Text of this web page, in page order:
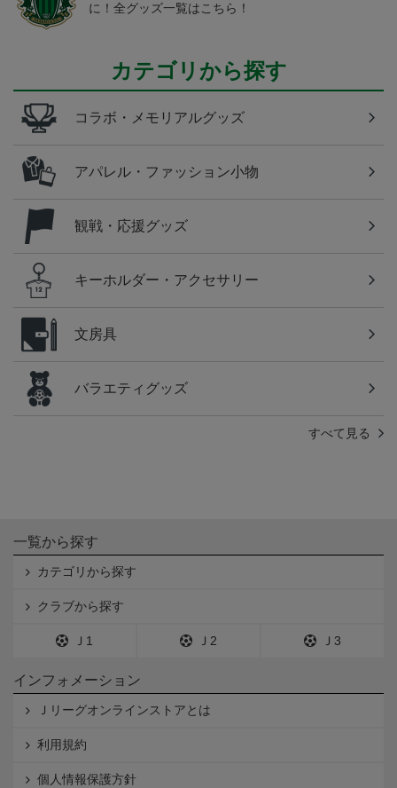
に！全グッズ一覧はこちら！
カテゴリから探す
コラボ・メモリアルグッズ
アパレル・ファッション小物
観戦・応援グッズ
キーホルダー・アクセサリー
文房具
バラエティグッズ
すべて見る
一覧から探す
カテゴリから探す
クラブから探す
Ｊ1 Ｊ2 Ｊ3
インフォメーション
Ｊリーグオンラインストアとは
利用規約
個人情報保護方針